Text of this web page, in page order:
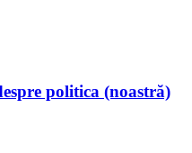
politica (noastră)